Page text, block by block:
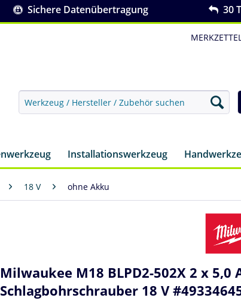
Sichere Datenübertragung 30
Installationswerkzeug
18 V ohne Akku
Milwaukee M18 BLPD2-502X 2 x 5,0
Schlagbohrschrauber 18 V